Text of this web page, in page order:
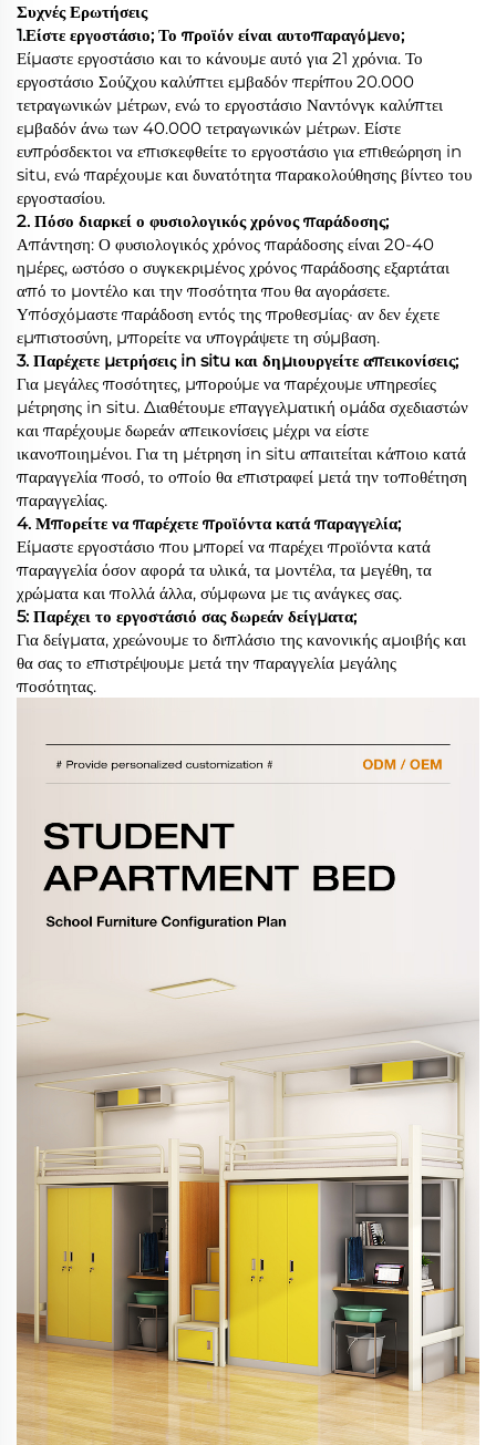
Συχνές Ερωτήσεις
1.Είστε εργοστάσιο; Το προϊόν είναι αυτοπαραγόμενο;
Είμαστε εργοστάσιο και το κάνουμε αυτό για 21 χρόνια. Το
εργοστάσιο Σούζχου καλύπτει εμβαδόν περίπου 20.000
τετραγωνικών μέτρων, ενώ το εργοστάσιο Ναντόνγκ καλύπτει
εμβαδόν άνω των 40.000 τετραγωνικών μέτρων. Είστε
ευπρόσδεκτοι να επισκεφθείτε το εργοστάσιο για επιθεώρηση in
situ, ενώ παρέχουμε και δυνατότητα παρακολούθησης βίντεο του
εργοστασίου.
2. Πόσο διαρκεί ο φυσιολογικός χρόνος παράδοσης;
Απάντηση: Ο φυσιολογικός χρόνος παράδοσης είναι 20-40
ημέρες, ωστόσο ο συγκεκριμένος χρόνος παράδοσης εξαρτάται
από το μοντέλο και την ποσότητα που θα αγοράσετε.
Υπόσχόμαστε παράδοση εντός της προθεσμίας· αν δεν έχετε
εμπιστοσύνη, μπορείτε να υπογράψετε τη σύμβαση.
3. Παρέχετε μετρήσεις in situ και δημιουργείτε απεικονίσεις;
Για μεγάλες ποσότητες, μπορούμε να παρέχουμε υπηρεσίες
μέτρησης in situ. Διαθέτουμε επαγγελματική ομάδα σχεδιαστών
και παρέχουμε δωρεάν απεικονίσεις μέχρι να είστε
ικανοποιημένοι. Για τη μέτρηση in situ απαιτείται κάποιο κατά
παραγγελία ποσό, το οποίο θα επιστραφεί μετά την τοποθέτηση
παραγγελίας.
4. Μπορείτε να παρέχετε προϊόντα κατά παραγγελία;
Είμαστε εργοστάσιο που μπορεί να παρέχει προϊόντα κατά
παραγγελία όσον αφορά τα υλικά, τα μοντέλα, τα μεγέθη, τα
χρώματα και πολλά άλλα, σύμφωνα με τις ανάγκες σας.
5: Παρέχει το εργοστάσιό σας δωρεάν δείγματα;
Για δείγματα, χρεώνουμε το διπλάσιο της κανονικής αμοιβής και
θα σας το επιστρέψουμε μετά την παραγγελία μεγάλης
ποσότητας.